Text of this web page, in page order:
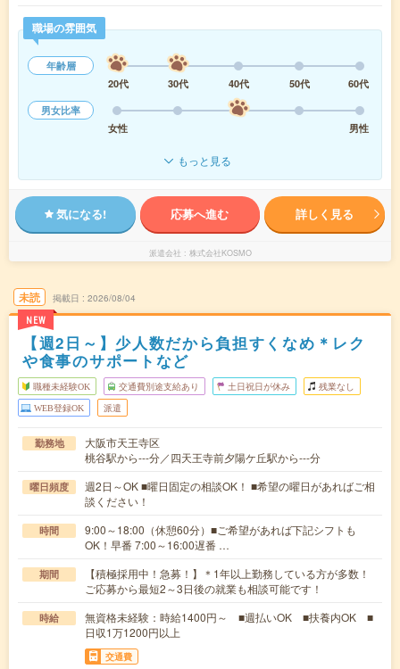
職場の雰囲気
年齢層
20代
30代 40代 50代
60代
男女比率
女性
男性
もっと見る
気になる! 応募へ進む 詳しく見る
派遣会社 株式会社KOSMO
未読
NEW
掲載日 2026/08/04
【週2日～】少人数だから負担すくなめ＊レク
や食事のサポートなど
職種未経験OK 交通費別途支給あり 土日祝日が休み 残業なし
WEB登録OK 派遣
勤務地
大阪市天王寺区
桃谷駅から---分／四天王寺前夕陽ケ丘駅から---分
曜日頻度
週2日～OK ■曜日固定の相談OK！ ■希望の曜日があればご相
談ください！
時間
9:00～18:00（休憩60分）■ご希望があれば下記シフトも
OK！早番 7:00～16:00遅番 …
期間
【積極採用中！急募！】＊1年以上勤務している方が多数！
ご応募から最短2～3日後の就業も相談可能です！
時給
無資格未経験：時給1400円～ ■週払いOK ■扶養内OK ■
日収1万1200円以上
交通費